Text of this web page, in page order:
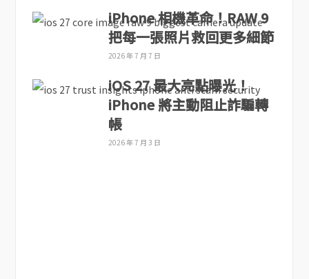
iPhone 相機革命！RAW 9
把每一張照片救回更多細節
2026 年 7 月 7 日
iOS 27 最大亮點曝光！
iPhone 將主動阻止詐騙轉
帳
2026 年 7 月 3 日